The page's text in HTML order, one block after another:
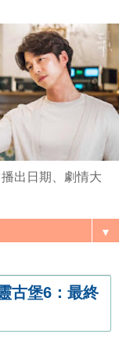
出日期、劇情大
▼
古堡6：最終